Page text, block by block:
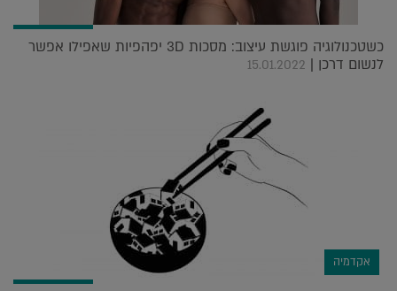
כשטכנולוגיה פוגשת עיצוב: מסכות 3D יפהפיות שאפילו אפשר
לנשום דרכן | 15.01.2022
אקדמיה